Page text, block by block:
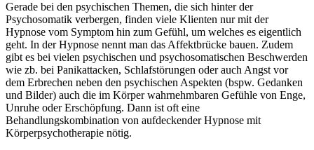
Gerade bei den psychischen Themen, die sich hinter der
Psychosomatik verbergen, finden viele Klienten nur mit der
Hypnose vom Symptom hin zum Gefühl, um welches es eigentlich
geht. In der Hypnose nennt man das Affektbrücke bauen. Zudem
gibt es bei vielen psychischen und psychosomatischen Beschwerden
wie zb. bei Panikattacken, Schlafstörungen oder auch Angst vor
dem Erbrechen neben den psychischen Aspekten (bspw. Gedanken
und Bilder) auch die im Körper wahrnehmbaren Gefühle von Enge,
Unruhe oder Erschöpfung. Dann ist oft eine
Behandlungskombination von aufdeckender Hypnose mit
Körperpsychotherapie nötig.